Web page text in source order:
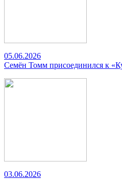
05.06.2026
Семён Томм присоединился к
03.06.2026